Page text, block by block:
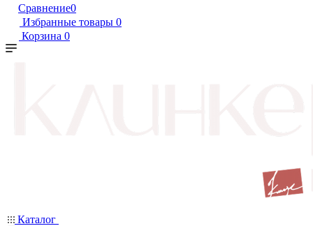
Сравнение0
Избранные товары 0
Корзина 0
Каталог